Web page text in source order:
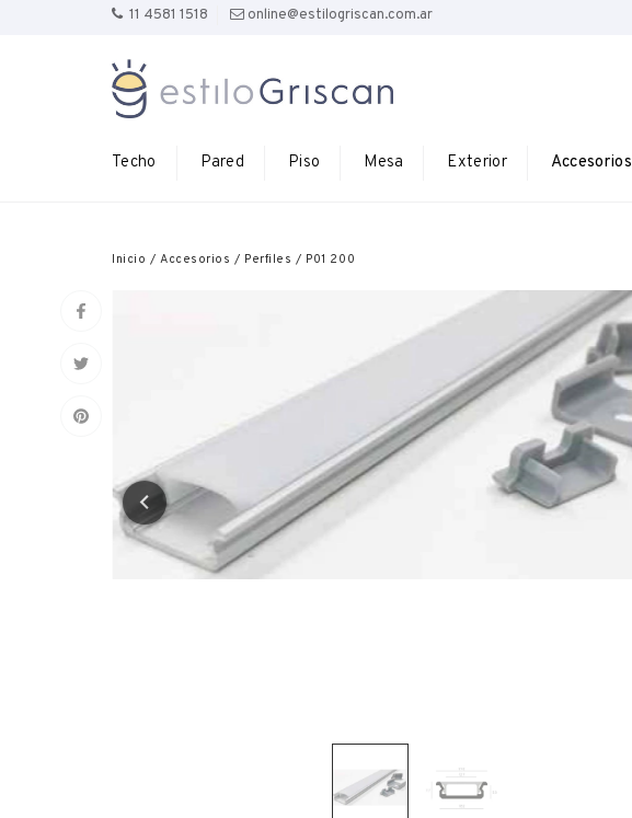
11 4581 1518 online@estilogriscan.com.ar
Techo Pared Piso Mesa Exterior Accesorios
Inicio / Accesorios / Perfiles / P01 200